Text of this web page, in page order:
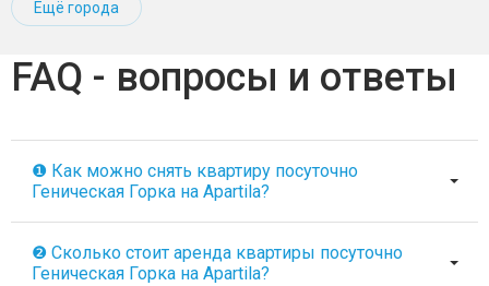
Ещё города
FAQ - вопросы и ответы
❶ Как можно снять квартиру посуточно
Геническая Горка на Apartila?
❷ Сколько стоит аренда квартиры посуточно
Геническая Горка на Apartila?